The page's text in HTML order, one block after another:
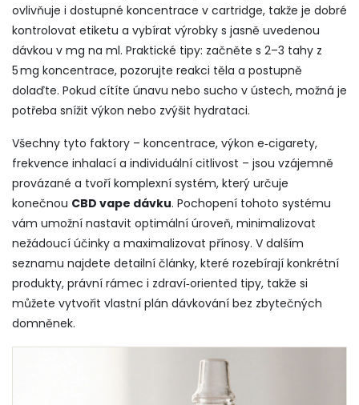
ovlivňuje i dostupné koncentrace v cartridge, takže je dobré
kontrolovat etiketu a vybírat výrobky s jasně uvedenou
dávkou v mg na ml. Praktické tipy: začněte s 2–3 tahy z
5 mg koncentrace, pozorujte reakci těla a postupně
dolaďte. Pokud cítíte únavu nebo sucho v ústech, možná je
potřeba snížit výkon nebo zvýšit hydrataci.
Všechny tyto faktory – koncentrace, výkon e‑cigarety,
frekvence inhalací a individuální citlivost – jsou vzájemně
provázané a tvoří komplexní systém, který určuje
konečnou CBD vape dávku. Pochopení tohoto systému
vám umožní nastavit optimální úroveň, minimalizovat
nežádoucí účinky a maximalizovat přínosy. V dalším
seznamu najdete detailní články, které rozebírají konkrétní
produkty, právní rámec i zdraví‑oriented tipy, takže si
můžete vytvořit vlastní plán dávkování bez zbytečných
domněnek.